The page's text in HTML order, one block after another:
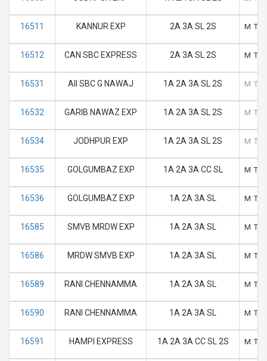
16511 KANNUR EXP 2A 3A SL 2S M T
16512 CAN SBC EXPRESS 2A 3A SL 2S M T
16531 AII SBC G NAWAJ 1A 2A 3A SL 2S M T
16532 GARIB NAWAZ EXP 1A 2A 3A SL 2S M T
16534 JODHPUR EXP 1A 2A 3A SL 2S M T
16535 GOLGUMBAZ EXP 1A 2A 3A CC SL M T
16536 GOLGUMBAZ EXP 1A 2A 3A SL M T
16585 SMVB MRDW EXP 1A 2A 3A SL M T
16586 MRDW SMVB EXP 1A 2A 3A SL M T
16589 RANI CHENNAMMA 1A 2A 3A SL M T
16590 RANI CHENNAMMA 1A 2A 3A SL M T
16591 HAMPI EXPRESS 1A 2A 3A CC SL 2S M T